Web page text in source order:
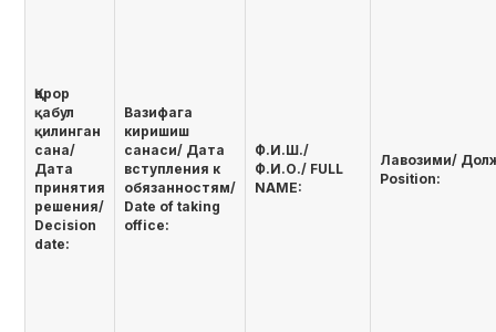
Қарор
қабул
қилинган
сана/
Дата
принятия
решения/
Decision
date:
Вазифага
киришиш
санаси/ Дата
вступления к
обязанностям/
Date of taking
office:
Ф.И.Ш./
Ф.И.О./ FULL
NAME:
Лавозими/
Position: